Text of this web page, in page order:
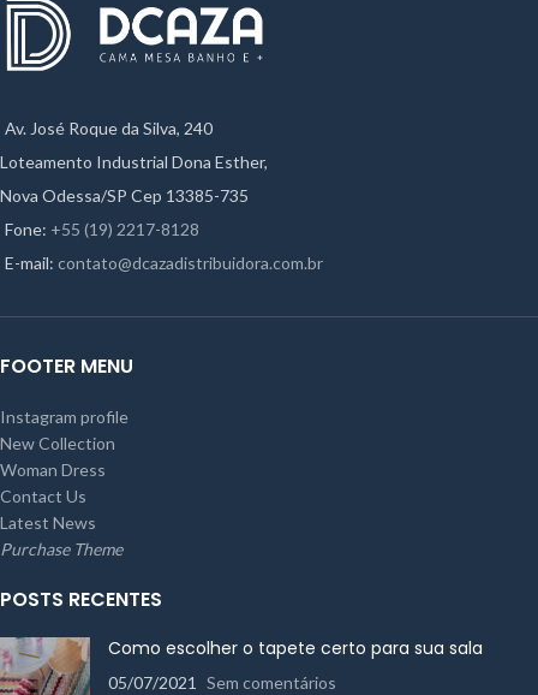
Av. José Roque da Silva, 240
Loteamento Industrial Dona Esther,
Nova Odessa/SP Cep 13385-735
Fone: +55 (19) 2217-8128
E-mail: contato@dcazadistribuidora.com.br
FOOTER MENU
Instagram profile
New Collection
Woman Dress
Contact Us
Latest News
Purchase Theme
POSTS RECENTES
Como escolher o tapete certo para sua sala
05/07/2021 Sem comentários